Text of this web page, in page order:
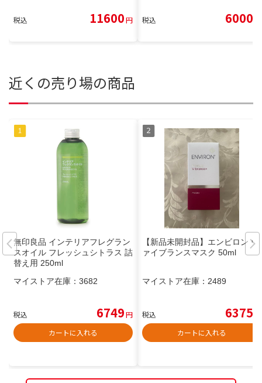
税込 11600円 税込 6000
近くの売り場の商品
無印良品 インテリアフレグラン
スオイル フレッシュシトラス 詰
替え用 250ml
マイストア在庫： 3682
税込 6749円
カートに入れる
【新品未開封品】エンビロン ヴ
ァイブランスマスク 50ml
マイストア在庫： 2489
税込 6375
カートに入れる